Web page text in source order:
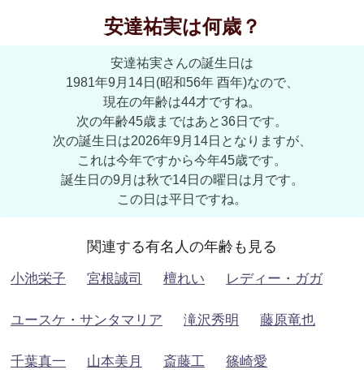
安達祐実は何歳？
安達祐実さんの誕生日は
1981年9月14日(昭和56年 酉年)なので、
現在の年齢は44才ですね。
次の年齢45歳まではあと36日です。
次の誕生日は2026年9月14日となりますが、
これは今年ですから今年45歳です。
誕生日の9月は秋で14日の曜日は月です。
この日は平日ですね。
関連する有名人の年齢も見る
小池栄子 宮根誠司 檀れい レディー・ガガ
ユースケ・サンタマリア 滝沢秀明 藤原竜也
千葉真一 山本美月 斎藤工 篠崎愛